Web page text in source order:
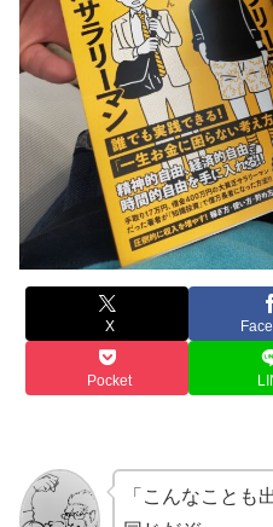
X
Pocket
「こんなことも